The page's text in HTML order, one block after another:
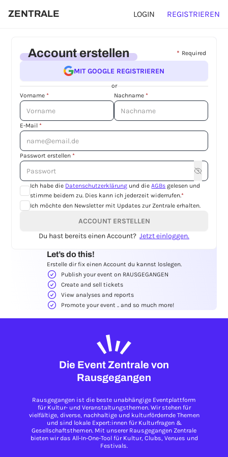
ZENTRALE LOGIN REGISTRIEREN
Let’s do this!
Erstelle dir fix einen Account du kannst loslegen.
Publish your event on RAUSGEGANGEN
Create and sell tickets
View analyses and reports
Promote your event .. and so much more!
Account erstellen * Required
MIT GOOGLE REGISTRIEREN
or
Vorname * Nachname *
E-Mail *
Passwort erstellen *
Ich habe die Datenschutzerklärung und dieAGBs gelesen und
stimme beidem zu. Dies kann ich jederzeit widerrufen.*
Ich möchte den Newsletter mit Updates zur Zentrale erhalten.
ACCOUNT ERSTELLEN
Du hast bereits einen Account? Jetzt einloggen.
Die Event Zentrale von
Rausgegangen
Rausgegangen ist die beste unabhängige Eventplattform
für Kultur- und Veranstaltungsthemen. Wir stehen für
vielfältige, diverse, nachhaltige und kulturfördernde Themen
und sind lokale Expert:innen für Kulturfragen &
Gesellschaftsthemen. Mit unserer Rausgegangen Zentrale
bieten wir das All-In-One-Tool für Kultur, Clubs, Venues und
Festivals.